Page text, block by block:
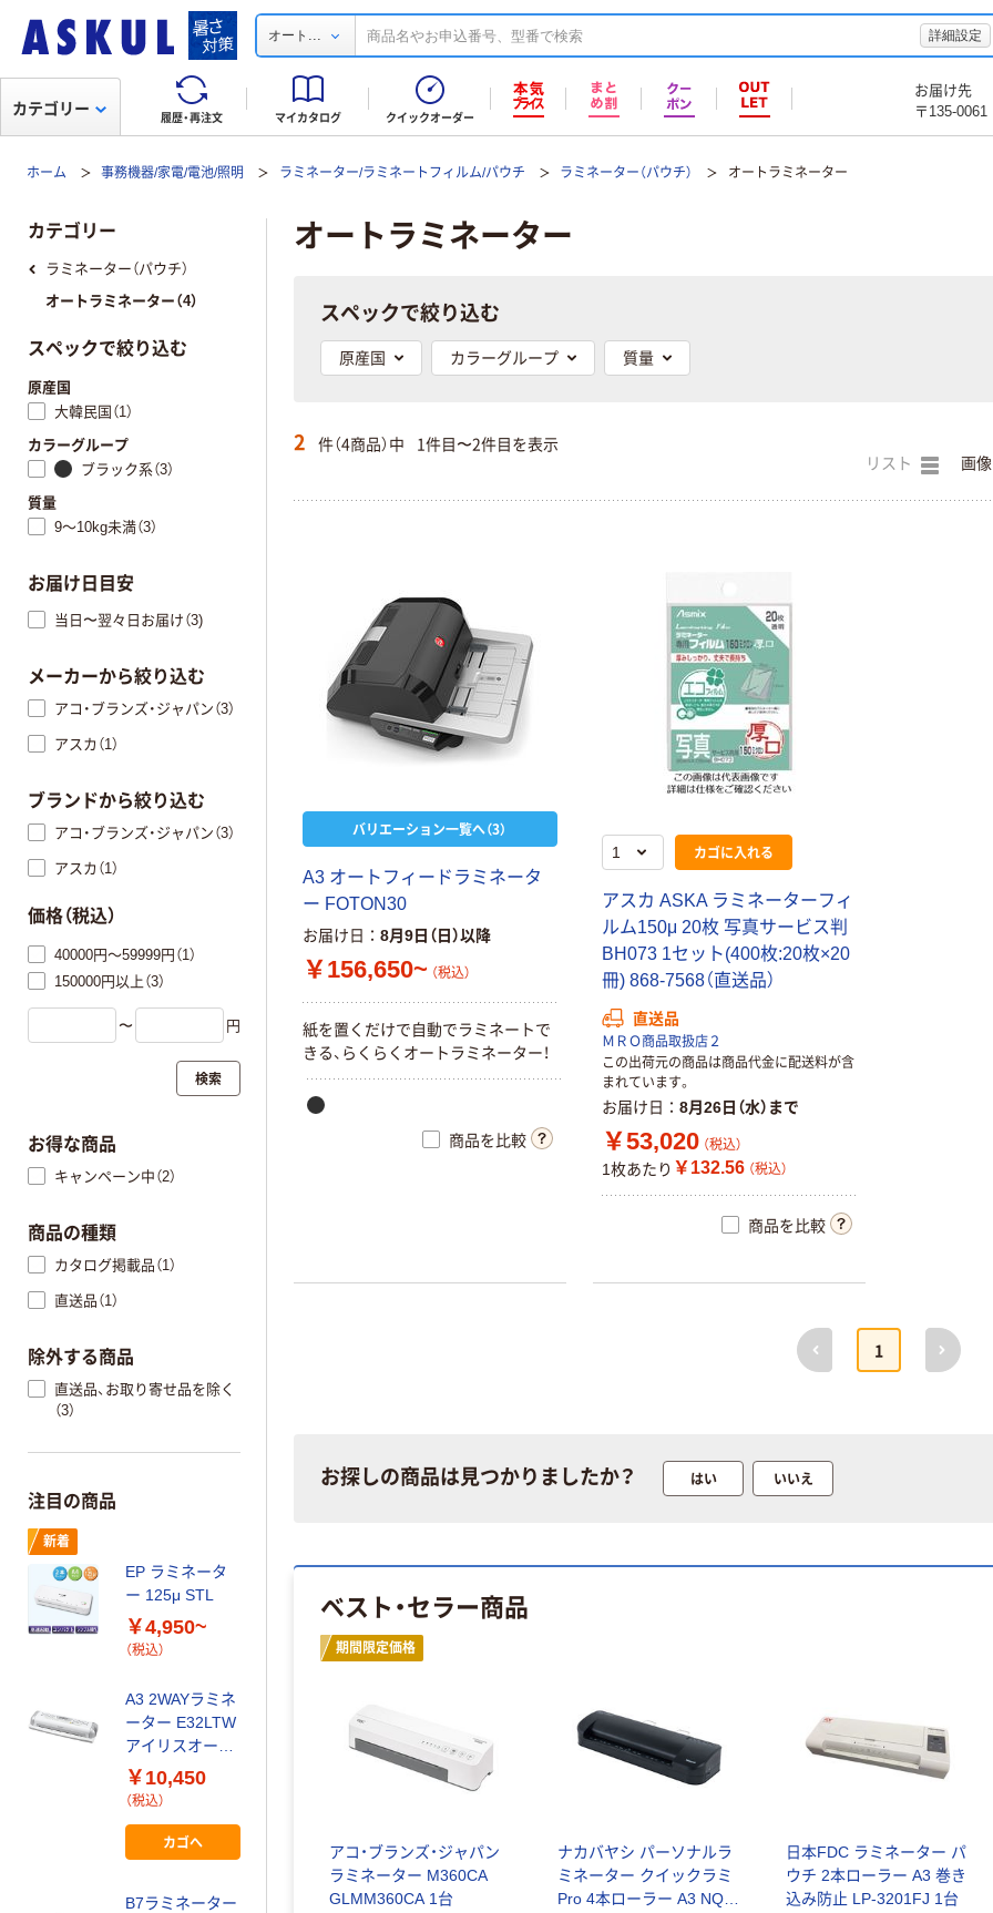
オート ... 詳細設定
履歴・再注文 マイカタログ クイックオーダー
お届け先
〒135-0061
カテゴリー
ホーム 事務機器/家電/電池/照明 ラミネーター/ラミネートフィルム/パウチ ラミネーター（パウチ） オートラミネーター
オートラミネーター
スペックで絞り込む
原産国 カラーグループ 質量
2 件（4商品）中 1件目〜2件目を表示
リスト 画像
バリエーション一覧へ（3）
A3 オートフィードラミネータ
ー FOTON30
お届け日 8月9日（日）以降
￥156,650~ （税込）
紙を置くだけで自動でラミネートで
きる、らくらくオートラミネーター！
商品を比較
カゴに入れる
アスカ ASKA ラミネーターフィ
ルム150μ 20枚 写真サービス判
BH073 1セット(400枚:20枚×20
冊) 868-7568（直送品）
直送品
ＭＲＯ商品取扱店２
この出荷元の商品は商品代金に配送料が含
まれています。
お届け日 8月26日（水）まで
￥53,020 （税込）
1枚あたり ￥132.56 （税込）
商品を比較
前へ
1
次へ
お探しの商品は見つかりましたか？ はい いいえ
ベスト・セラー商品
期間限定価格
アコ・ブランズ・ジャパン
ラミネーター M360CA
GLMM360CA 1台
ナカバヤシ パーソナルラ
ミネーター クイックラミ
Pro 4本ローラー A3 NQL-
日本FDC ラミネーター パ
ウチ 2本ローラー A3 巻き
込み防止 LP-3201FJ 1台
カテゴリー
ラミネーター（パウチ）
オートラミネーター（4）
スペックで絞り込む
原産国
大韓民国（1）
カラーグループ
ブラック系（3）
質量
9～10kg未満（3）
お届け日目安
当日〜翌々日お届け（3)
メーカーから絞り込む
アコ・ブランズ・ジャパン（3）
アスカ（1）
ブランドから絞り込む
アコ・ブランズ・ジャパン（3）
アスカ（1）
価格（税込）
40000円～59999円（1）
150000円以上（3）
〜 円
検索
お得な商品
キャンペーン中（2）
商品の種類
カタログ掲載品（1）
直送品（1）
除外する商品
直送品、お取り寄せ品を除く
（3）
注目の商品
新着
EP ラミネータ
ー 125μ STL
￥4,950~
（税込）
A3 2WAYラミネ
ーター E32LTW
アイリスオーヤ
マ（直送品）
￥10,450
（税込）
カゴへ
B7ラミネーター